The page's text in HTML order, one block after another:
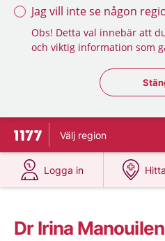
Jag vill inte se någon
Obs! Detta val innebär att
och viktig information som
Till startsidan för 1177
Välj region
Logga in
på 1177.se
Dr Irina